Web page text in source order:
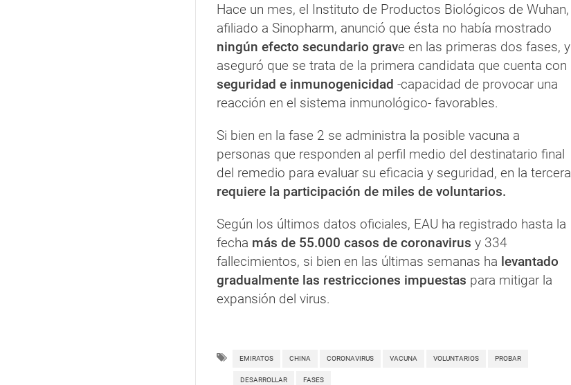
Hace un mes, el Instituto de Productos Biológicos de Wuhan,
afiliado a Sinopharm, anunció que ésta no había mostrado
ningún efecto secundario grave en las primeras dos fases, y
aseguró que se trata de la primera candidata que cuenta con
seguridad e inmunogenicidad -capacidad de provocar una
reacción en el sistema inmunológico- favorables.
Si bien en la fase 2 se administra la posible vacuna a
personas que responden al perfil medio del destinatario final
del remedio para evaluar su eficacia y seguridad, en la tercera
requiere la participación de miles de voluntarios.
Según los últimos datos oficiales, EAU ha registrado hasta la
fecha más de 55.000 casos de coronavirus y 334
fallecimientos, si bien en las últimas semanas ha levantado
gradualmente las restricciones impuestas para mitigar la
expansión del virus.
EMIRATOS CHINA CORONAVIRUS VACUNA VOLUNTARIOS PROBAR
DESARROLLAR FASES